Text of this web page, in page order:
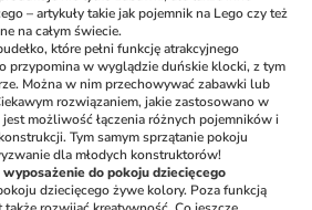
– artykuły takie jak pojemnik na Lego czy też
na całym świecie.
które pełni funkcję atrakcyjnego
przypomina w wyglądzie duńskie klocki, z tym
Można w nim przechowywać zabawki lub
rozwiązaniem, jakie zastosowano w
możliwość łączenia różnych pojemników i
Tym samym sprzątanie pokoju
dla młodych konstruktorów!
wyposażenie do pokoju dziecięcego
dziecięcego żywe kolory. Poza funkcją